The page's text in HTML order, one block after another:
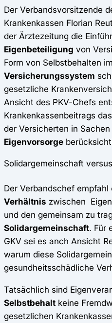
Der Verbandsvorsitzende
Krankenkassen Florian
der Ärztezeitung die
Eigenbeteiligung von
Form von Selbstbehalten im
Versicherungssystem
gesetzliche
Ansicht des PKV-Chefs
Krankenkassenbeitrags das
der Versicherten in
Eigenvorsorge
Solidargemeinschaft
Der Verbandschef
Verhältnis zwischen
und den gemeinsam zu
Solidargemeinschaft. Für
GKV sei es anch Ansicht
warum diese
gesundheitsschädliche
Tatsächlich sind
Selbstbehalt keine
gesetzlichen